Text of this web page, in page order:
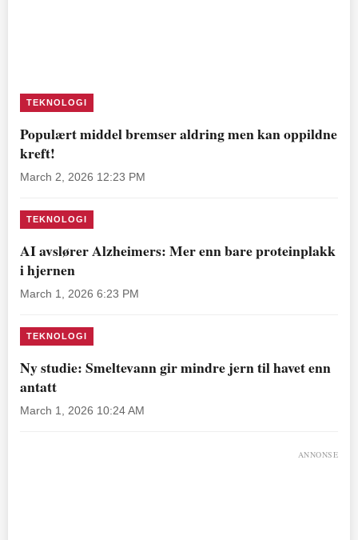
TEKNOLOGI
Populært middel bremser aldring men kan oppildne
kreft!
March 2, 2026 12:23 PM
TEKNOLOGI
AI avslører Alzheimers: Mer enn bare proteinplakk
i hjernen
March 1, 2026 6:23 PM
TEKNOLOGI
Ny studie: Smeltevann gir mindre jern til havet enn
antatt
March 1, 2026 10:24 AM
ANNONSE